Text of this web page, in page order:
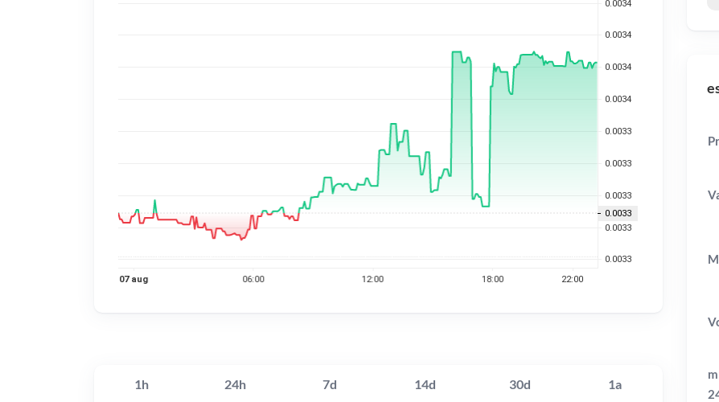
1h 24h 7d 14d 30d
1a